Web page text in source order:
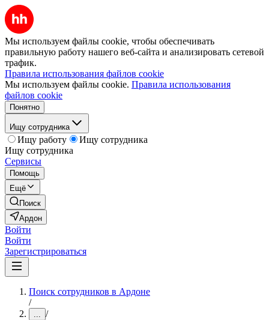
Мы используем файлы cookie, чтобы обеспечивать
правильную работу нашего веб-сайта и анализировать сетевой
трафик.
Правила использования файлов cookie
Мы используем файлы cookie. Правила использования
файлов cookie
Понятно
Ищу сотрудника
Ищу работу
Ищу сотрудника
Ищу сотрудника
Сервисы
Помощь
Ещё
Поиск
Ардон
Войти
Войти
Зарегистрироваться
Поиск сотрудников в Ардоне
/
... /